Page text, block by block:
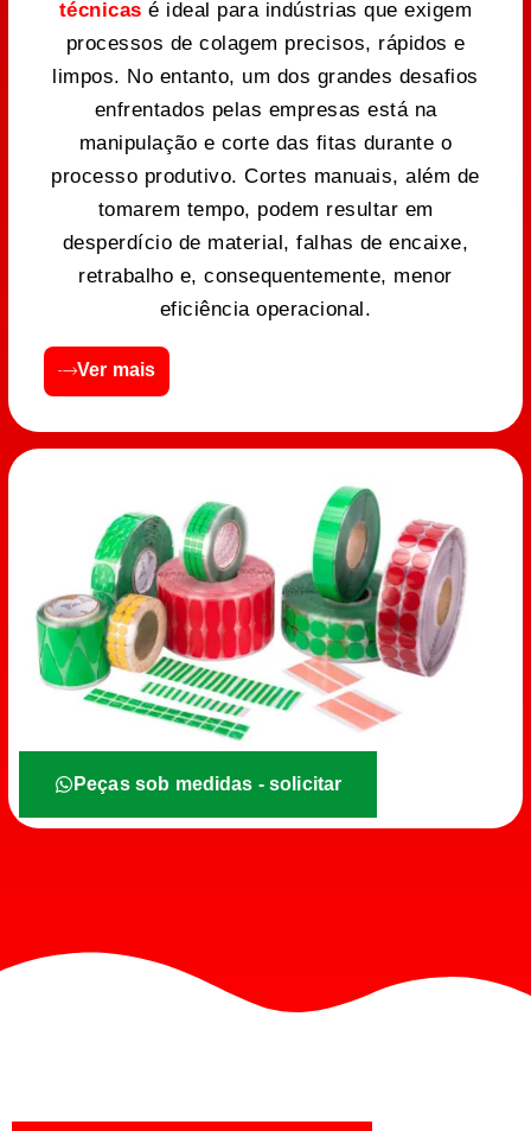
técnicas é ideal para indústrias que exigem
processos de colagem precisos, rápidos e
limpos. No entanto, um dos grandes desafios
enfrentados pelas empresas está na
manipulação e corte das fitas durante o
processo produtivo. Cortes manuais, além de
tomarem tempo, podem resultar em
desperdício de material, falhas de encaixe,
retrabalho e, consequentemente, menor
eficiência operacional.
Ver mais
Peças sob medidas - solicitar